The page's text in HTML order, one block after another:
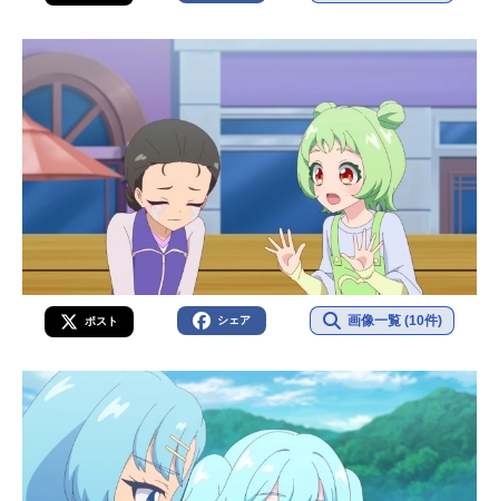
ポスト シェア 画像一覧 (10件)